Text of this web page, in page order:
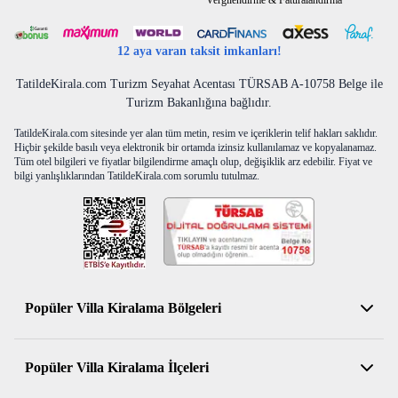
12 aya varan taksit imkanları!
TatildeKirala.com Turizm Seyahat Acentası TÜRSAB A-10758 Belge ile
Turizm Bakanlığına bağlıdır.
TatildeKirala.com sitesinde yer alan tüm metin, resim ve içeriklerin telif hakları saklıdır.
Hiçbir şekilde basılı veya elektronik bir ortamda izinsiz kullanılamaz ve kopyalanamaz.
Tüm otel bilgileri ve fiyatlar bilgilendirme amaçlı olup, değişiklik arz edebilir. Fiyat ve
bilgi yanlışlıklarından TatildeKirala.com sorumlu tutulmaz.
Popüler Villa Kiralama Bölgeleri
Antalya Kiralık Villa
Muğla Kiralık Villa
Popüler Villa Kiralama İlçeleri